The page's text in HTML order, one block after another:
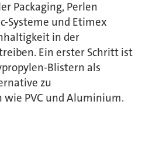
Packaging, Perlen
Systeme und Etimex
in der
Ein erster Schritt ist
Blistern als
zu
PVC und Aluminium.